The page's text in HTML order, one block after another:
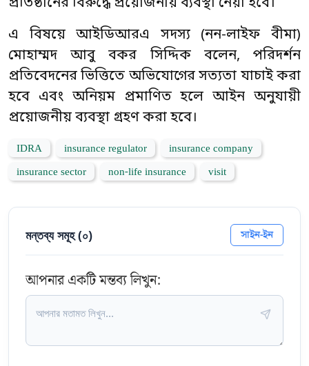
এ বিষয়ে আইডিআরএ সদস্য (নন-লাইফ বীমা)
মোহাম্মদ আবু বকর সিদ্দিক বলেন, পরিদর্শন
প্রতিবেদনের ভিত্তিতে অভিযোগের সত্যতা যাচাই করা
হবে এবং অনিয়ম প্রমাণিত হলে আইন অনুযায়ী
প্রয়োজনীয় ব্যবস্থা গ্রহণ করা হবে।
IDRA insurance regulator
insurance company
insurance sector
non-life insurance visit
মন্তব্য সমূহ (০) সাইন-ইন
আপনার একটি মন্তব্য লিখুন: